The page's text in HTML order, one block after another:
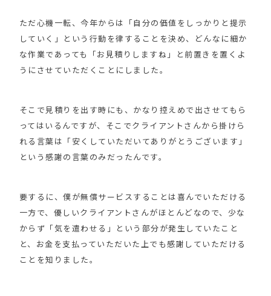
ただ心機一転、今年からは「自分の価値をしっかりと提示
していく」という行動を律することを決め、どんなに細か
な作業であっても「お見積りしますね」と前置きを置くよ
うにさせていただくことにしました。
そこで見積りを出す時にも、かなり控えめで出させてもら
ってはいるんですが、そこでクライアントさんから掛けら
れる言葉は「安くしていただいてありがとうございます」
という感謝の言葉のみだったんです。
要するに、僕が無償サービスすることは喜んでいただける
一方で、優しいクライアントさんがほとんどなので、少な
からず「気を遣わせる」という部分が発生していたこと
と、お金を支払っていただいた上でも感謝していただける
ことを知りました。